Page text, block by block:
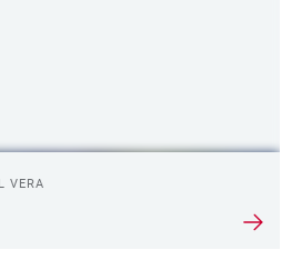
VERA